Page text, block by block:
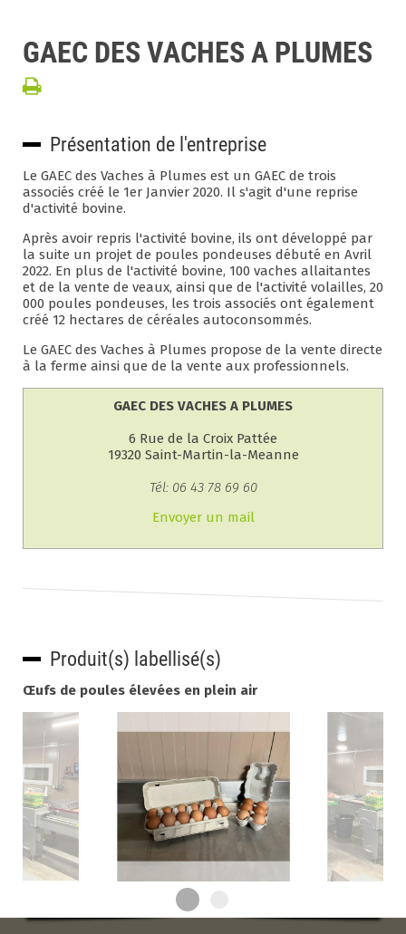
GAEC DES VACHES A PLUMES
Présentation de l'entreprise
Le GAEC des Vaches à Plumes est un GAEC de trois
associés créé le 1er Janvier 2020. Il s'agit d'une reprise
d'activité bovine.
Après avoir repris l'activité bovine, ils ont développé par
la suite un projet de poules pondeuses débuté en Avril
2022. En plus de l'activité bovine, 100 vaches allaitantes
et de la vente de veaux, ainsi que de l'activité volailles, 20
000 poules pondeuses, les trois associés ont également
créé 12 hectares de céréales autoconsommés.
Le GAEC des Vaches à Plumes propose de la vente directe
à la ferme ainsi que de la vente aux professionnels.
GAEC DES VACHES A PLUMES
6 Rue de la Croix Pattée
19320 Saint-Martin-la-Meanne
Tél: 06 43 78 69 60
Envoyer un mail
Produit(s) labellisé(s)
Œufs de poules élevées en plein air